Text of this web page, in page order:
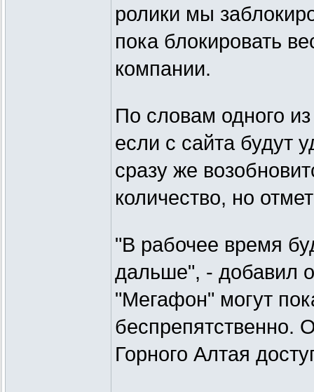
ролики мы
пока блокировать
компании.
По словам одного
если с сайта будут
сразу же
количество, но
"В рабочее время
дальше", - добавил
"Мегафон" могут
беспрепятственно.
Горного Алтая